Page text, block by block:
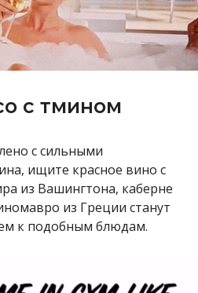
с тмином
с сильными
ищите красное вино с
из Вашингтона, каберне
из Греции станут
к подобным блюдам.